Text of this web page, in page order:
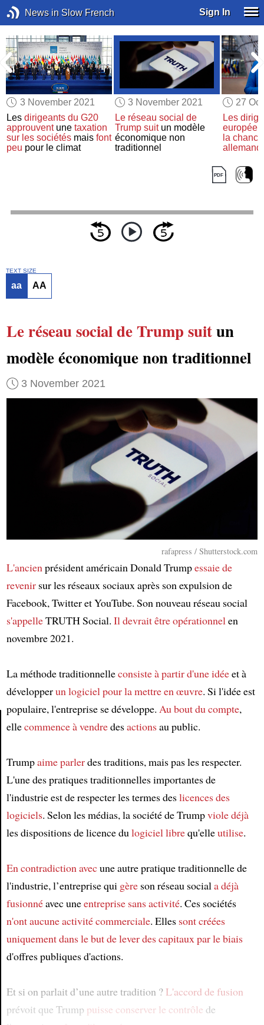
News in Slow French Sign In
3 November 2021
Lesdirigeants du G20
approuventunetaxation
sur les sociétés maisfont
peu pour le climat
3 November 2021
Le réseau social de
Trump suitun modèle
économique non
traditionnel
27
Les
la
sommet
TEXT SIZE
aa AA
Le réseau social de Trump suitun
modèle économique non traditionnel
3 November 2021
rafapress / Shutterstock.com
L'ancienprésident américain Donald Trumpessaie de
revenirsur les réseaux sociaux après son expulsion de
Facebook, Twitter et YouTube. Son nouveau réseau social
s'appelleTRUTH Social. Il devrait être opérationnelen
novembre 2021.
La méthode traditionnelleconsiste à partir d'une idéeet à
développerun logicielpour la mettre en œuvre. Si l'idée est
populaire, l'entreprise se développe. Au bout du compte,
ellecommence à vendredesactionsau public.
Trumpaime parlerdes traditions, mais pas les respecter.
L'une des pratiques traditionnelles importantes de
l'industrie est de respecter les termes deslicences des
logiciels. Selon les médias, la société de Trumpviole déjà
les dispositions de licence dulogiciel librequ'elleutilise.
En contradiction avecune autre pratique traditionnelle de
l'industrie, l’entreprise qui gèreson réseau sociala déjà
fusionnéavec uneentreprise sans activité. Ces sociétés
n'ont aucune activité commerciale. Elles sont créées
uniquementdans le but de lever des capitauxpar le biais
d'offres publiques d'actions.
Et si on parlait d’une autre tradition ?L'accord de fusion
prévoit que Trump puisse conserver le contrôle de